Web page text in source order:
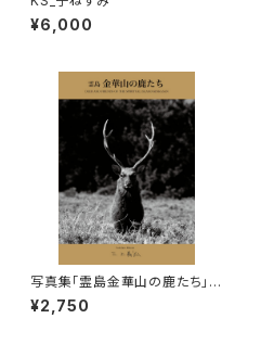
¥6,000
写真集「霊島金華山の鹿たち」1
冊 / Japanese - English bi
lingual 1photo book “ DEER
¥2,750